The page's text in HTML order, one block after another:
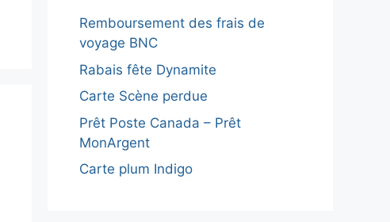
Remboursement des frais de
voyage BNC
Rabais fête Dynamite
Carte Scène perdue
Prêt Poste Canada – Prêt
MonArgent
Carte plum Indigo